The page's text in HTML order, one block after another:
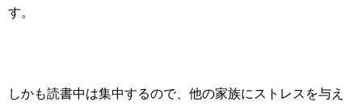
す。
しかも読書中は集中するので、他の家族にストレスを与え